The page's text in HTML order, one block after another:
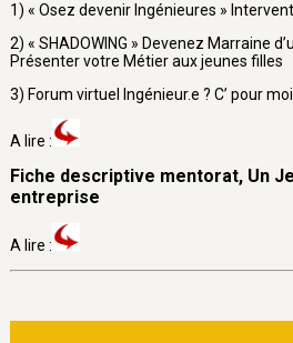
1) « Osez devenir Ingénieures »
2) « SHADOWING » Devenez Marraine
Présenter votre Métier aux jeunes filles
3) Forum virtuel Ingénieur.e ? C’ pour moi
A lire :
Fiche descriptive mentorat, Un
entreprise
A lire :